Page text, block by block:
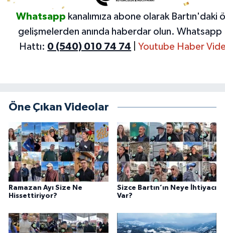
Whatsapp kanalımıza abone olarak Bartın'daki
gelişmelerden anında haberdar olun. Whatsapp
Hattı: 0 (540) 010 74 74 |Youtube Haber
Öne Çıkan Videolar
Ramazan Ayı Size Ne
Hissettiriyor?
Sizce Bartın’ın Neye İhtiyacı
Var?